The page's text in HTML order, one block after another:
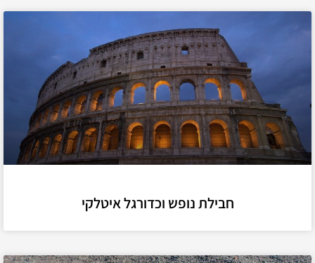
חבילת נופש וכדורגל איטלקי